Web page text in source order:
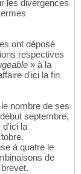
les divergences
ont déposé
respectives
» à la
d'ici la fin
nombre de ses
septembre,
d'ici la
à quatre le
de